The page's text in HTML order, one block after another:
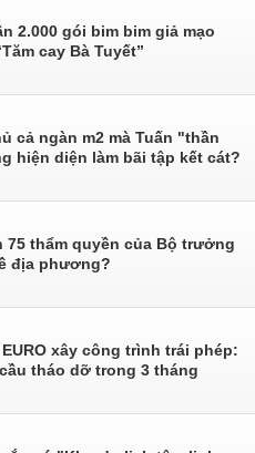
2.000 gói bim bim giả mạo
cay Bà Tuyết”
cả ngàn m2 mà Tuấn "thần
hiện diện làm bãi tập kết cát?
75 thẩm quyền của Bộ trưởng
địa phương?
xây công trình trái phép:
tháo dỡ trong 3 tháng